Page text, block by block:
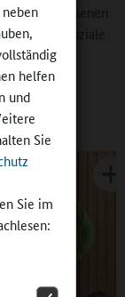
helfen
und
Sie
Sie im
Erwachsenen
und Potenziale
und